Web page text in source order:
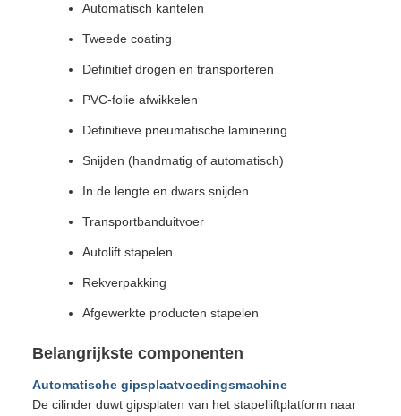
Automatisch kantelen
Tweede coating
Definitief drogen en transporteren
PVC-folie afwikkelen
Definitieve pneumatische laminering
Snijden (handmatig of automatisch)
In de lengte en dwars snijden
Transportbanduitvoer
Autolift stapelen
Rekverpakking
Afgewerkte producten stapelen
Belangrijkste componenten
Automatische gipsplaatvoedingsmachine
De cilinder duwt gipsplaten van het stapelliftplatform naar